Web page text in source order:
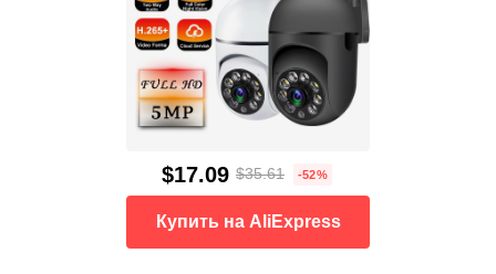
$17.09 $35.61 -52%
Купить на AliExpress